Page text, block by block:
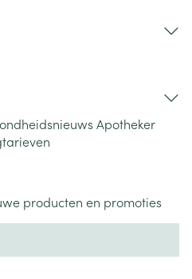
Apotheker
producten en promoties